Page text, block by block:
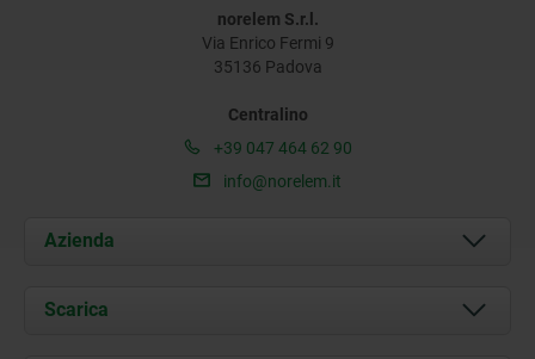
norelem S.r.l.
Via Enrico Fermi 9
35136 Padova
Centralino
+39 047 464 62 90
info@norelem.it
Azienda
Chi siamo
Scarica